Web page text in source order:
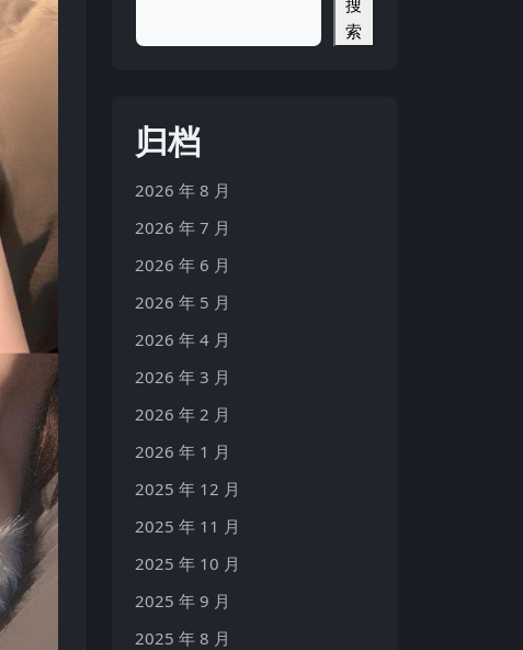
索
归档
2026 年 8 月
2026 年 7 月
2026 年 6 月
2026 年 5 月
2026 年 4 月
2026 年 3 月
2026 年 2 月
2026 年 1 月
2025 年 12 月
2025 年 11 月
2025 年 10 月
2025 年 9 月
2025 年 8 月